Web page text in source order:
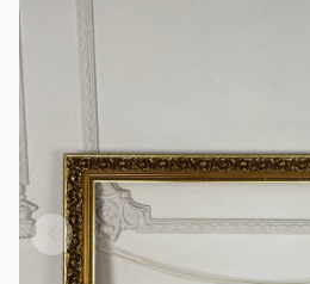
КИНОСЪЕМКА
ЭКСКУРСИИ
РЕСТАВРАЦИЯ
КУРСЫ ПО РЕСТАВРАЦИИ
КОНТАКТЫ